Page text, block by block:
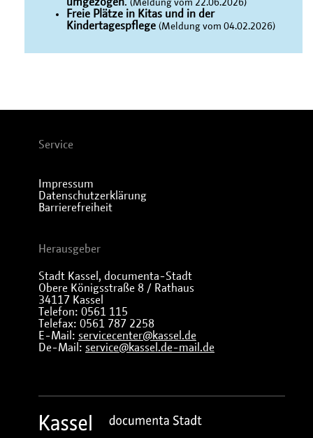
(Meldung vom 22.06.2026)
Freie Plätze in Kitas und in der
Kindertagespflege (Meldung vom 04.02.2026)
Service
Impressum
Datenschutzerklärung
Barrierefreiheit
Herausgeber
Stadt Kassel, documenta-Stadt
Obere Königsstraße 8 / Rathaus
34117 Kassel
Telefon: 0561 115
Telefax: 0561 787 2258
E-Mail: servicecenter@kassel.de
De-Mail: service@kassel.de-mail.de